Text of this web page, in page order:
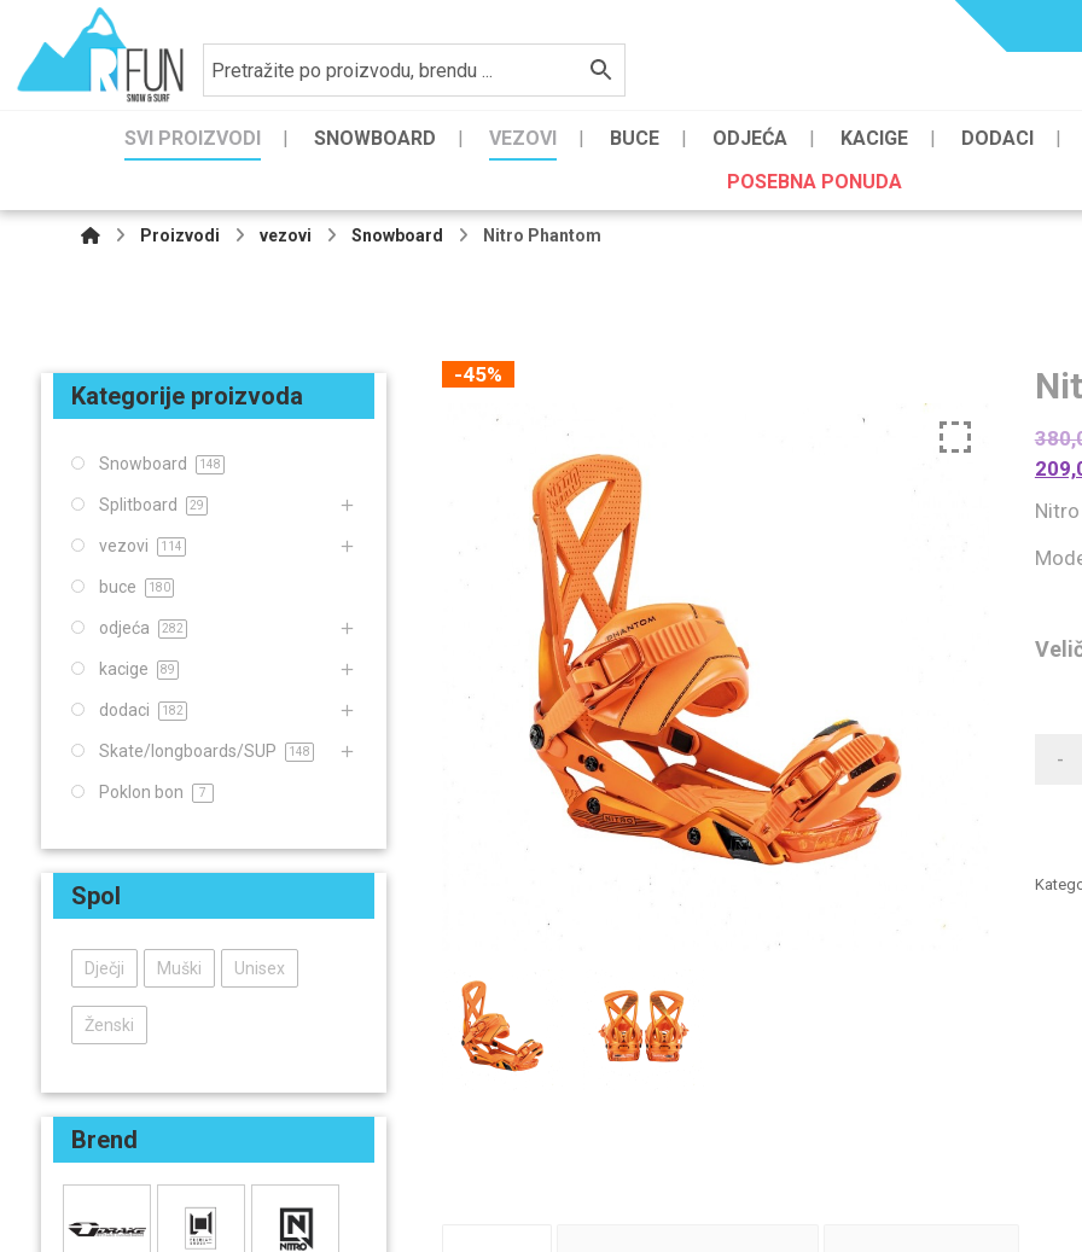
SVI PROIZVODI SNOWBOARD VEZOVI BUCE ODJEĆA KACIGE
DODACI
POSEBNA PONUDA
Proizvodi vezovi Snowboard Nitro Phantom
-45%
-
Kategorije proizvoda
Snowboard 148
Splitboard 29
vezovi 114
buce 180
odjeća 282
kacige 89
dodaci 182
Skate/longboards/SUP 148
Poklon bon 7
Spol
Dječji Muški Unisex
Ženski
Brend